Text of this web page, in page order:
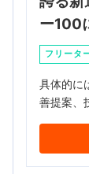
ー100
フリータ
具体的に
善提案、